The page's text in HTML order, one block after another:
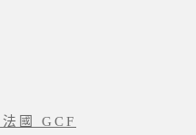
法國 GCF